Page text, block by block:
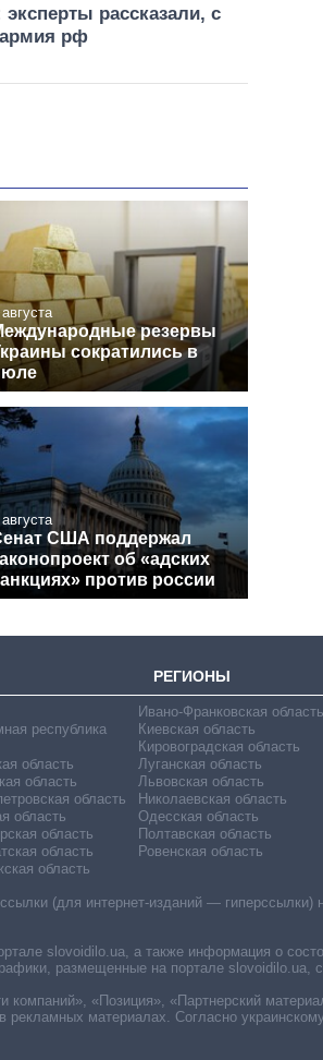
рассказали, с
армия рф
резервы
сократились в
США поддержал
об «адских
против россии
РЕГИОНЫ
республика
область
область
область
область
область
область
область
Ивано-Франковская область
Киевская область
Кировоградская область
Луганская область
Львовская область
Николаевская область
Одесская область
Полтавская область
Ровенская область
(для интернет-изданий — гиперссылки)
slovoidilo.ua, а также информация о
размещенные на портале slovoidilo.ua,
«Позиция», «Партнерский
материалах. Согласно